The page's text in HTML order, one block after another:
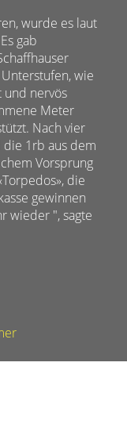
wurde es laut
gab
wie
und nervös
Meter
Nach vier
die 1rb aus dem
Vorsprung
die
gewinnen
wieder ", sagte